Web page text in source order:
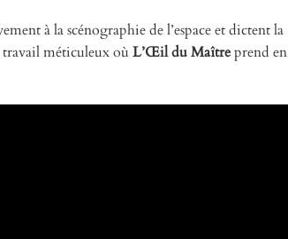
à la scénographie de l’espace et dictent la
travail méticuleux où L’Œil du Maîtreprend en